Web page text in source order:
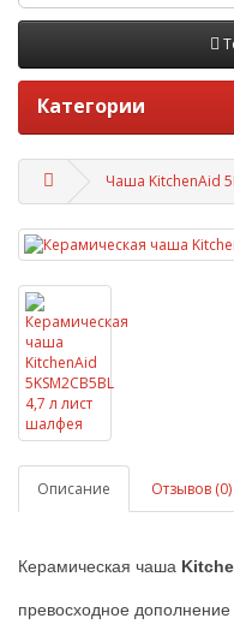
Категории
Чаша KitchenAid
Описание Отзывов (0)
Керамическая чаша
превосходное